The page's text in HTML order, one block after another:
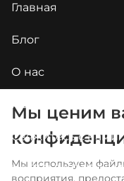
Главная
Блог
О нас
Приложения
Свяжитесь с нами
ЧАСТО
Мы ценим
Мы используем
восприятия,